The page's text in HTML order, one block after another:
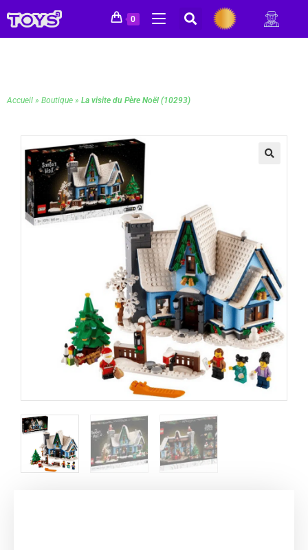
0
Accueil » Boutique » La visite du Père Noël (10293)